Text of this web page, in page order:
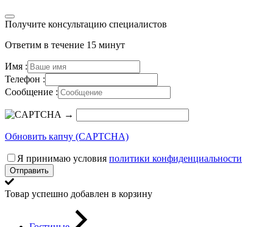
Получите консультацию специалистов
Ответим в течение 15 минут
Имя :
Телефон :
Сообщение :
→
Обновить капчу (CAPTCHA)
Я принимаю условия политики конфиденциальности
Отправить
Товар успешно добавлен в корзину